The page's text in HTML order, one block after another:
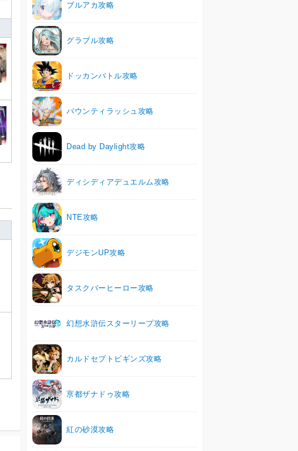
ブルアカ攻略
グラブル攻略
ドッカンバトル攻略
バウンティラッシュ攻略
Dead by Daylight攻略
ディシディアデュエルム攻略
NTE攻略
デジモンUP攻略
タスクバーヒーロー攻略
幻想水滸伝スターリープ攻略
カルドセプトビギンズ攻略
亰都ザナドゥ攻略
紅の砂漠攻略